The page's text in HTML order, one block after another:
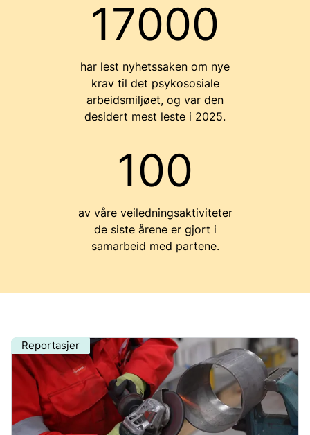
17000
har lest nyhetssaken om nye
krav til det psykososiale
arbeidsmiljøet, og var den
desidert mest leste i 2025.
100
av våre veiledningsaktiviteter
de siste årene er gjort i
samarbeid med partene.
Reportasjer